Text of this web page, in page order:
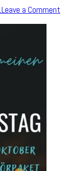
Leave a Comment